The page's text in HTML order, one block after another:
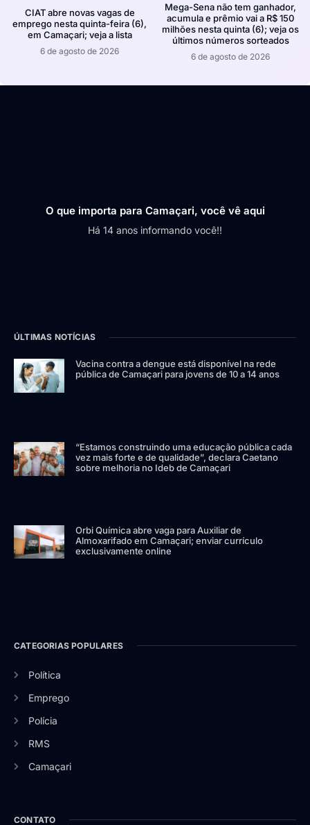
CIAT abre novas vagas de
emprego nesta quinta-feira (6),
em Camaçari; veja a lista
6 de agosto de 2026
Mega-Sena não tem ganhador,
acumula e prêmio vai a R$ 150
milhões nesta quinta (6); veja os
últimos números sorteados
6 de agosto de 2026
O que importa para Camaçari, você vê aqui
Há 14 anos informando você!!
ÚLTIMAS NOTÍCIAS
Vacina contra a dengue está disponível na rede
pública de Camaçari para jovens de 10 a 14 anos
“Estamos construindo uma educação pública cada
vez mais forte e de qualidade”, declara Caetano
sobre melhoria no Ideb de Camaçari
Orbi Química abre vaga para Auxiliar de
Almoxarifado em Camaçari; enviar currículo
exclusivamente online
CATEGORIAS POPULARES
Política
Emprego
Polícia
RMS
Camaçari
CONTATO